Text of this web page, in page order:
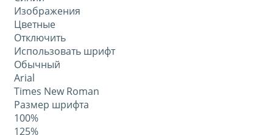
Изображения
Цветные
Отключить
Использовать шрифт
Обычный
Arial
Times New Roman
Размер шрифта
100%
125%